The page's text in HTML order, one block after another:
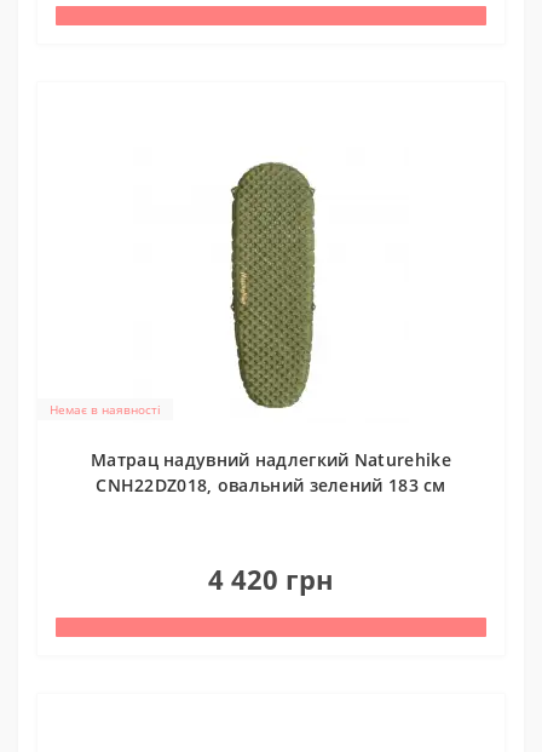
Немає в наявності
Матрац надувний надлегкий Naturehike
CNH22DZ018, овальний зелений 183 см
4 420 грн